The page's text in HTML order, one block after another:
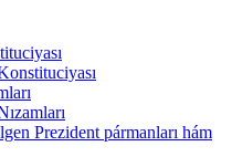
Prezident pármanları hám